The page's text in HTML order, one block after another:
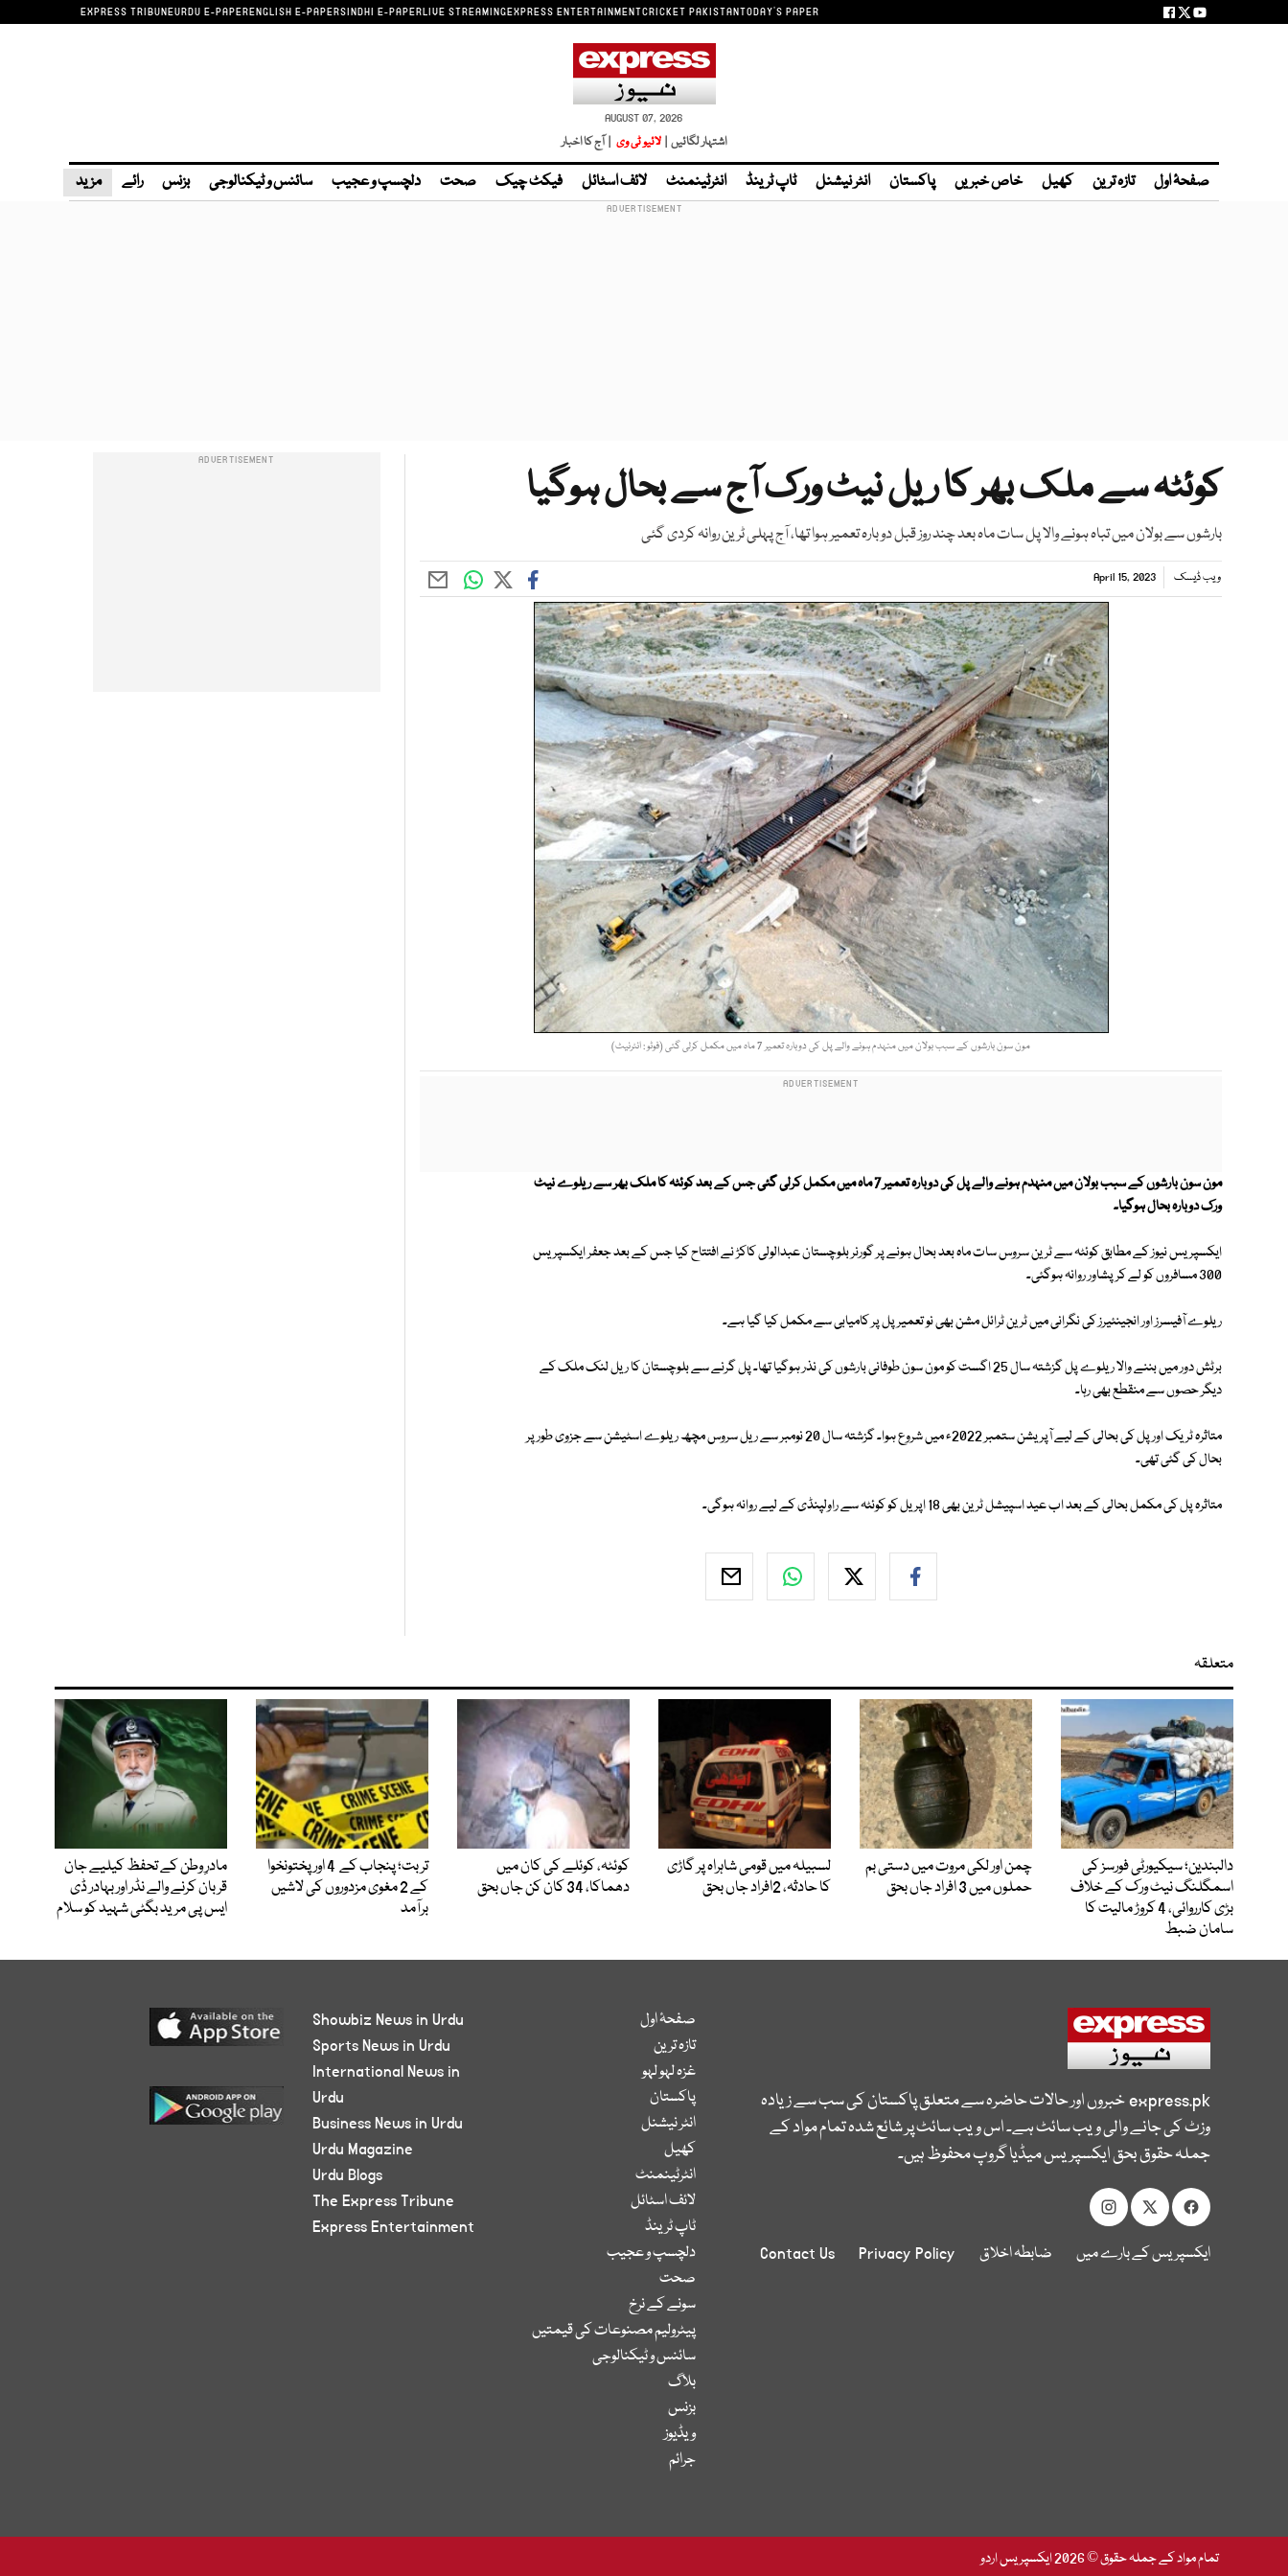
EXPRESS TRIBUNEURDU E-PAPERENGLISH E-PAPERSINDHI E-PAPERLIVE STREAMINGEXPRESS ENTERTAINMENTCRICKET PAKISTANTODAY'S PAPER
AUGUST 07, 2026
اشتہار لگائیں | لائیو ٹی وی | آج کا اخبار
صفحۂ اول تازہ ترین کھیل خاص خبریں پاکستان انٹر نیشنل ٹاپ ٹرینڈ انٹرٹینمنٹ لائف اسٹائل فیکٹ چیک صحت دلچسپ و عجیب سائنس و ٹیکنالوجی بزنس رائے مزید
کوئٹہ سے ملک بھر کا ریل نیٹ ورک آج سے بحال ہوگیا
بارشوں سے بولان میں تباہ ہونے والا پل سات ماہ بعد چند روز قبل دوبارہ تعمیر ہوا تھا، آج پہلی ٹرین روانہ کردی گئی
ویب ڈیسک April 15, 2023
مون سون بارشوں کے سبب بولان میں منہدم ہونے والے پل کی دوبارہ تعمیر 7 ماہ میں مکمل کرلی گئی (فوٹو : انٹرنیٹ)
مون سون بارشوں کے سبب بولان میں منہدم ہونے والے پل کی دوبارہ تعمیر 7 ماہ میں مکمل کرلی گئی جس کے بعد کوئٹہ کا ملک بھر سے ریلوے نیٹ
ورک دوبارہ بحال ہوگیا۔
ایکسپریس نیوز کے مطابق کوئٹہ سے ٹرین سروس سات ماہ بعد بحال ہونے پر گورنر بلوچستان عبدالولی کاکڑ نے افتتاح کیا جس کے بعد جعفر ایکسپریس
300 مسافروں کو لے کر پشاور روانہ ہوگئی۔
ریلوے آفیسرز اور انجینئیرز کی نگرانی میں ٹرین ٹرائل مشن بھی نو تعمیر پل پر کامیابی سے مکمل کیا گیا ہے۔
برٹش دور میں بننے والا ریلوے پل گزشتہ سال 25 اگست کو مون سون طوفانی بارشوں کی نذر ہوگیا تھا۔ پل گرنے سے بلوچستان کا ریل لنک ملک کے
دیگر حصوں سے منقطع بھی رہا۔
متاثرہ ٹریک اور پل کی بحالی کے لیے آپریشن ستمبر 2022ء میں شروع ہوا۔ گزشتہ سال 20 نومبر سے ریل سروس مچھ ریلوے اسٹیشن سے جزوی طور پر
بحال کی گئی تھی۔
متاثرہ پل کی مکمل بحالی کے بعد اب عید اسپیشل ٹرین بھی 18 اپریل کو کوئٹہ سے راولپنڈی کے لیے روانہ ہوگی۔
متعلقہ
دالبندین؛ سیکیورٹی فورسز کی
اسمگلنگ نیٹ ورک کے خلاف
بڑی کارروائی، 4 کروڑ مالیت کا
سامان ضبط
چمن اور لکی مروت میں دستی بم
حملوں میں 3 افراد جاں بحق
لسبیلہ میں قومی شاہراہ پر گاڑی
کا حادثہ، 2افراد جاں بحق
کوئٹہ، کوئلے کی کان میں
دھماکا، 34 کان کن جاں بحق
تربت؛ پنجاب کے 4 اور پختونخوا
کے 2 مغوی مزدوروں کی لاشیں
برآمد
مادرِ وطن کے تحفظ کیلیے جان
قربان کرنے والے نڈر اور بہادر ڈی
ایس پی مرید بگٹی شہید کو سلام
express.pkخبروں اور حالات حاضرہ سے متعلق پاکستان کی سب سے زیادہ
وزٹ کی جانے والی ویب سائٹ ہے۔ اس ویب سائٹ پر شائع شدہ تمام مواد کے
جملہ حقوق بحق ایکسپریس میڈیا گروپ محفوظ ہیں۔
ایکسپریس کے بارے میں ضابطہ اخلاق Privacy Policy
Contact Us
صفحۂ اول
تازہ ترین
غزہ لہو لہو
پاکستان
انٹر نیشنل
کھیل
انٹرٹینمنٹ
لائف اسٹائل
ٹاپ ٹرینڈ
دلچسپ و عجیب
صحت
سونے کے نرخ
پیٹرولیم مصنوعات کی قیمتیں
سائنس و ٹیکنالوجی
بلاگ
بزنس
ویڈیوز
جرائم
Showbiz News in Urdu
Sports News in Urdu
International News in
Urdu
Business News in Urdu
Urdu Magazine
Urdu Blogs
The Express Tribune
Express Entertainment
تمام مواد کے جملہ حقوق © 2026 ایکسپریس اردو